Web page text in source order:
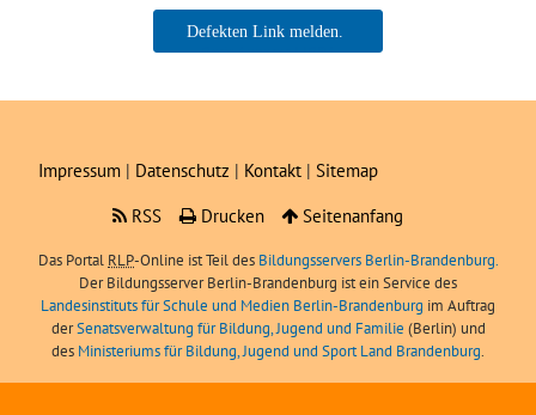
Boris Angerer, LIBRA
Impressum | Datenschutz | Kontakt | Sitemap
RSS
Drucken Seitenanfang
Das Portal RLP-Online ist Teil des Bildungsservers Berlin-Brandenburg.
Der Bildungsserver Berlin-Brandenburg ist ein Service des
Landesinstituts für Schule und Medien Berlin-Brandenburg im Auftrag
derSenatsverwaltung für Bildung, Jugend und Familie (Berlin) und
des Ministeriums für Bildung, Jugend und Sport Land Brandenburg.